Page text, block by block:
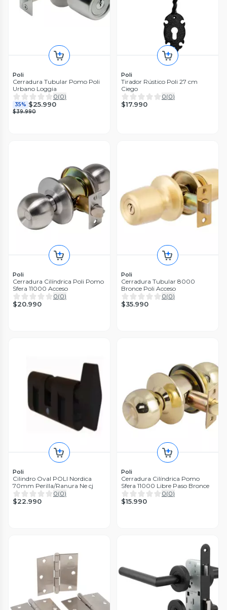
Poli
Cerradura Tubular Pomo Poli
Urbano Loggia
0(0)
35% $25.990
$39.990
Poli
Tirador Rústico Poli 27 cm
Ciego
0(0)
$17.990
Poli
Cerradura Cilíndrica Poli Pomo
Sfera 11000 Acceso
0(0)
$20.990
Poli
Cerradura Tubular 8000
Bronce Poli Acceso
0(0)
$35.990
Poli
Cilindro Oval POLI Nordica
70mm Perilla/Ranura Ne cj
0(0)
$22.990
Poli
Cerradura Cilíndrica Pomo
Sfera 11000 Libre Paso Bronce
0(0)
$15.990